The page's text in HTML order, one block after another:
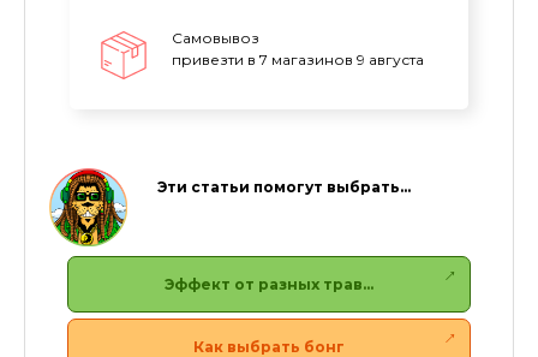
Самовывоз
привезти в 7 магазинов 9 августа
Эти статьи помогут выбрать…
Эффект от разных трав…
Как выбрать бонг